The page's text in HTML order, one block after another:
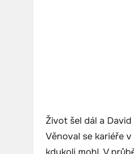
Život šel dál a
Věnoval se kariéře
kdykoli mohl. V